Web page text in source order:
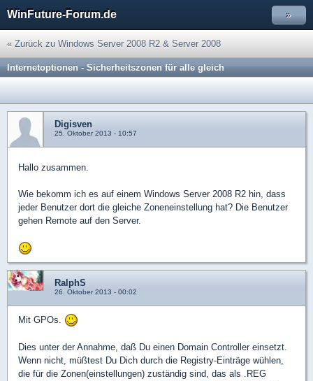
WinFuture-Forum.de »
« Zurück zu Windows Server 2008 R2 & Server 2008
Internetoptionen - Sicherheitszonen für alle gleich
Digisven
25. Oktober 2013 - 10:57
Hallo zusammen.
Wie bekomm ich es auf einem Windows Server 2008 R2 hin, dass
jeder Benutzer dort die gleiche Zoneneinstellung hat? Die Benutzer
gehen Remote auf den Server.
RalphS
26. Oktober 2013 - 00:02
Mit GPOs.
Dies unter der Annahme, daß Du einen Domain Controller einsetzt.
Wenn nicht, müßtest Du Dich durch die Registry-Einträge wühlen,
die für die Zonen(einstellungen) zuständig sind, das als .REG